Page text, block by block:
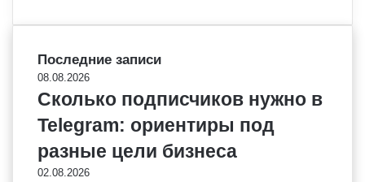
Последние записи
08.08.2026
Сколько подписчиков нужно в
Telegram: ориентиры под
разные цели бизнеса
02.08.2026